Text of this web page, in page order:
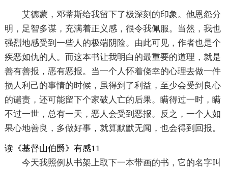
艾德蒙，邓蒂斯给我留下了极深刻的印象。他恩怨分
明，足智多谋，充满着正义感，很令我佩服。当然，我也
强烈地感受到一些人的极端阴险。由此可见，作者也是个
疾恶如仇的人。而这本书让我明白的最重要的道理，就是
善有善报，恶有恶报。当一个人怀着侥幸的心理去做一件
损人利己的事情的时候，虽得到了利益，至少会受到良心
的谴责，还可能留下个家破人亡的后果。瞒得过一时，瞒
不过一世，总有一天，恶人会受到恶报。反之，一个人如
果心地善良，多做好事，就算默默无闻，也会得到回报。
读《基督山伯爵》有感11
今天我照例从书架上取下一本带画的书，它的名字叫